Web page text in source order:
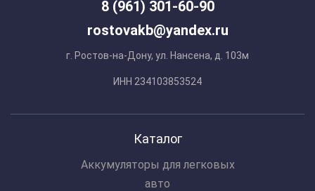
8 (961) 301-60-90
rostovakb@yandex.ru
г. Ростов-на-Дону, ул. Нансена, д. 103м
ИНН 234103853524
Каталог
Аккумуляторы для легковых
авто